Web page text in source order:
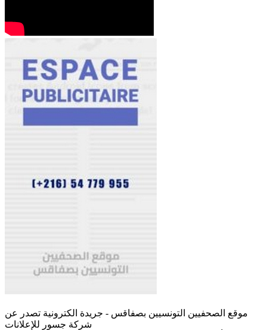
موقع الصحفيين التونسيين بصفاقس - جريدة الكترونية تصدر عن
شركة جسور للإعلانات